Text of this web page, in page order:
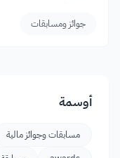
جوائز ومسابقات
أوسمة
مسابقات وجوائز مالية